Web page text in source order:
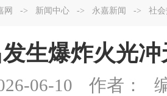
网 -> 新闻中心 -> 永嘉新闻 -> 社
生爆炸火光冲
06-10 作者：